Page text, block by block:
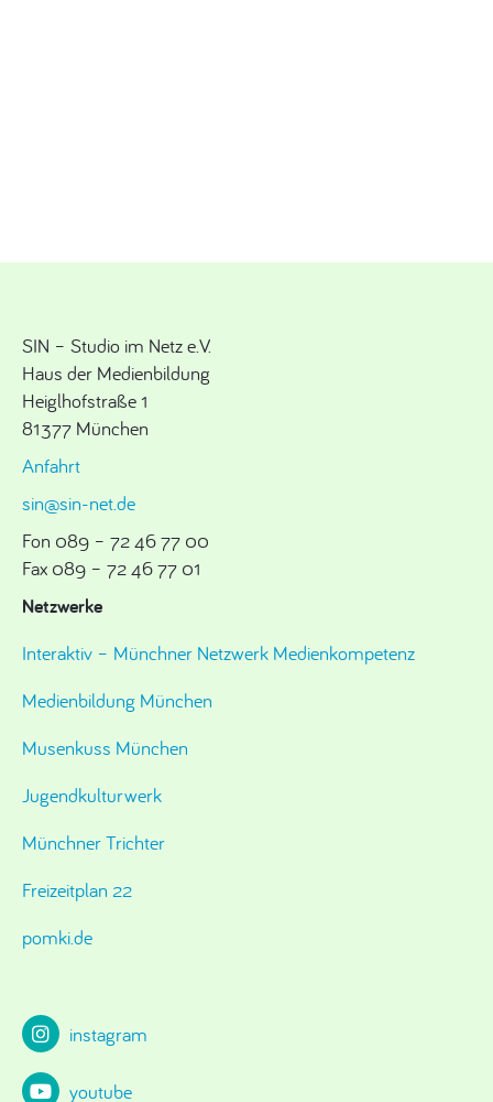
SIN – Studio im Netz e.V.
Haus der Medienbildung
Heiglhofstraße 1
81377 München
Anfahrt
sin@sin-net.de
Fon 089 – 72 46 77 00
Fax 089 – 72 46 77 01
Netzwerke
Interaktiv – Münchner Netzwerk Medienkompetenz
Medienbildung München
Musenkuss München
Jugendkulturwerk
Münchner Trichter
Freizeitplan 22
pomki.de
instagram
youtube